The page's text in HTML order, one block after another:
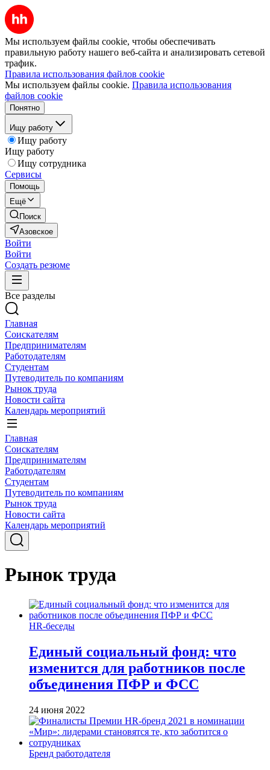
Мы используем файлы cookie, чтобы обеспечивать
правильную работу нашего веб-сайта и анализировать сетевой
трафик.
Правила использования файлов cookie
Мы используем файлы cookie. Правила использования
файлов cookie
Понятно
Ищу работу
Ищу работу
Ищу работу
Ищу сотрудника
Сервисы
Помощь
Ещё
Поиск
Азовское
Войти
Войти
Создать резюме
Все разделы
Главная
Соискателям
Предпринимателям
Работодателям
Студентам
Путеводитель по компаниям
Рынок труда
Новости сайта
Календарь мероприятий
Главная
Соискателям
Предпринимателям
Работодателям
Студентам
Путеводитель по компаниям
Рынок труда
Новости сайта
Календарь мероприятий
Рынок труда
HR-беседы
Единый социальный фонд: что
изменится для работников после
объединения ПФР и ФСС
24 июня 2022
Бренд работодателя